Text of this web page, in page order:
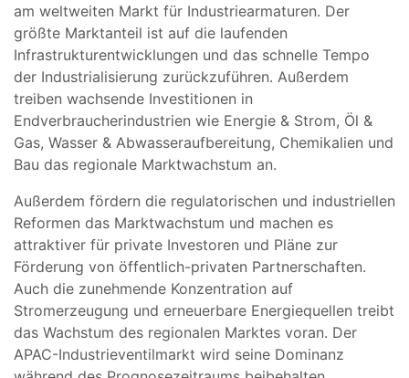
am weltweiten Markt für Industriearmaturen. Der
größte Marktanteil ist auf die laufenden
Infrastrukturentwicklungen und das schnelle Tempo
der Industrialisierung zurückzuführen. Außerdem
treiben wachsende Investitionen in
Endverbraucherindustrien wie Energie & Strom, Öl &
Gas, Wasser & Abwasseraufbereitung, Chemikalien und
Bau das regionale Marktwachstum an.
Außerdem fördern die regulatorischen und industriellen
Reformen das Marktwachstum und machen es
attraktiver für private Investoren und Pläne zur
Förderung von öffentlich-privaten Partnerschaften.
Auch die zunehmende Konzentration auf
Stromerzeugung und erneuerbare Energiequellen treibt
das Wachstum des regionalen Marktes voran. Der
APAC-Industrieventilmarkt wird seine Dominanz